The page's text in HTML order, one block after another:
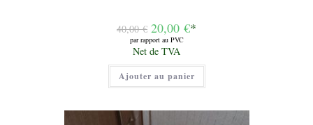
40,00€ Le
prix
initial
était :
40,00 €.
20,00 €*
par rapport au PVC
Le
prix
actuel
est :
20,00 €.
Net de TVA
Ajouter au panier